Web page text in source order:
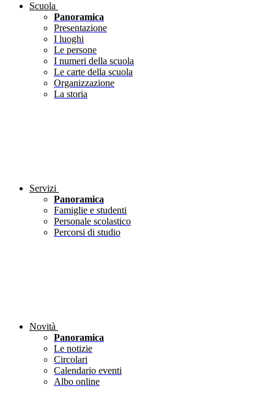
Scuola
Panoramica
Presentazione
I luoghi
Le persone
I numeri della scuola
Le carte della scuola
Organizzazione
La storia
Servizi
Panoramica
Famiglie e studenti
Personale scolastico
Percorsi di studio
Novità
Panoramica
Le notizie
Circolari
Calendario eventi
Albo online